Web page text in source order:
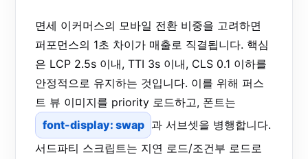
면세 이커머스의 모바일 전환 비중을 고려하면
퍼포먼스의 1초 차이가 매출로 직결됩니다. 핵심
은 LCP 2.5s 이내, TTI 3s 이내, CLS 0.1 이하를
안정적으로 유지하는 것입니다. 이를 위해 퍼스
트 뷰 이미지를 priority 로드하고, 폰트는
font-display: swap 과 서브셋을 병행합니다.
서드파티 스크립트는 지연 로드/조건부 로드로